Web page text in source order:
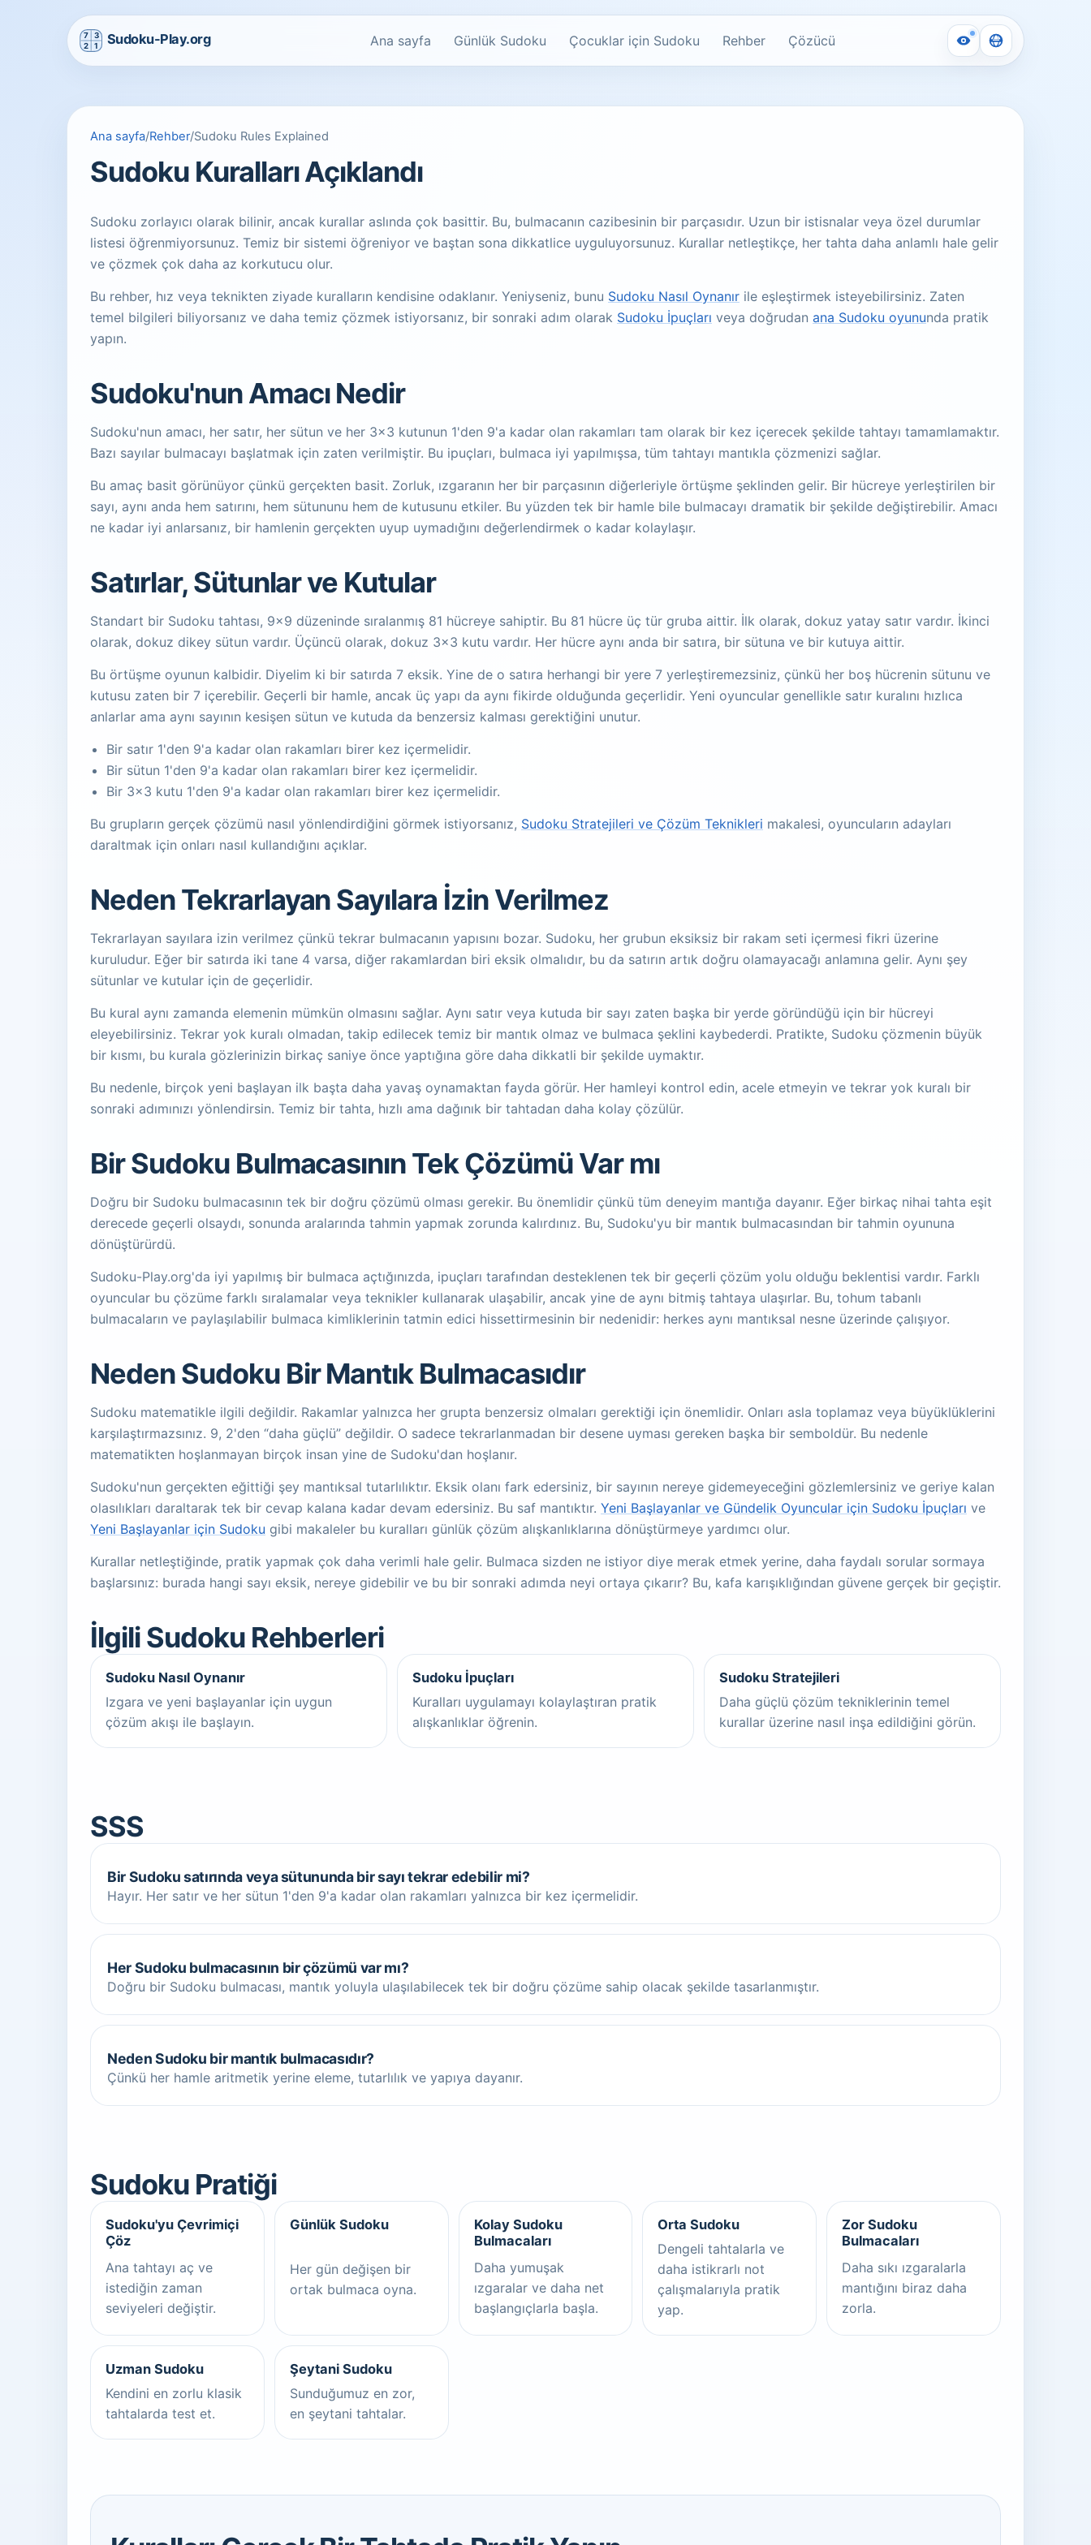
Ana sayfa Günlük Sudoku Çocuklar için Sudoku Rehber Çözücü
Ana sayfa/Rehber/Sudoku Rules Explained
Sudoku Kuralları Açıklandı
Sudoku zorlayıcı olarak bilinir, ancak kurallar aslında çok basittir. Bu, bulmacanın cazibesinin bir parçasıdır. Uzun bir istisnalar veya özel durumlar
listesi öğrenmiyorsunuz. Temiz bir sistemi öğreniyor ve baştan sona dikkatlice uyguluyorsunuz. Kurallar netleştikçe, her tahta daha anlamlı hale gelir
ve çözmek çok daha az korkutucu olur.
Bu rehber, hız veya teknikten ziyade kuralların kendisine odaklanır. Yeniyseniz, bunu Sudoku Nasıl Oynanır ile eşleştirmek isteyebilirsiniz. Zaten
temel bilgileri biliyorsanız ve daha temiz çözmek istiyorsanız, bir sonraki adım olarak Sudoku İpuçları veya doğrudan ana Sudoku oyununda pratik
yapın.
Sudoku'nun Amacı Nedir
Sudoku'nun amacı, her satır, her sütun ve her 3x3 kutunun 1'den 9'a kadar olan rakamları tam olarak bir kez içerecek şekilde tahtayı tamamlamaktır.
Bazı sayılar bulmacayı başlatmak için zaten verilmiştir. Bu ipuçları, bulmaca iyi yapılmışsa, tüm tahtayı mantıkla çözmenizi sağlar.
Bu amaç basit görünüyor çünkü gerçekten basit. Zorluk, ızgaranın her bir parçasının diğerleriyle örtüşme şeklinden gelir. Bir hücreye yerleştirilen bir
sayı, aynı anda hem satırını, hem sütununu hem de kutusunu etkiler. Bu yüzden tek bir hamle bile bulmacayı dramatik bir şekilde değiştirebilir. Amacı
ne kadar iyi anlarsanız, bir hamlenin gerçekten uyup uymadığını değerlendirmek o kadar kolaylaşır.
Satırlar, Sütunlar ve Kutular
Standart bir Sudoku tahtası, 9x9 düzeninde sıralanmış 81 hücreye sahiptir. Bu 81 hücre üç tür gruba aittir. İlk olarak, dokuz yatay satır vardır. İkinci
olarak, dokuz dikey sütun vardır. Üçüncü olarak, dokuz 3x3 kutu vardır. Her hücre aynı anda bir satıra, bir sütuna ve bir kutuya aittir.
Bu örtüşme oyunun kalbidir. Diyelim ki bir satırda 7 eksik. Yine de o satıra herhangi bir yere 7 yerleştiremezsiniz, çünkü her boş hücrenin sütunu ve
kutusu zaten bir 7 içerebilir. Geçerli bir hamle, ancak üç yapı da aynı fikirde olduğunda geçerlidir. Yeni oyuncular genellikle satır kuralını hızlıca
anlarlar ama aynı sayının kesişen sütun ve kutuda da benzersiz kalması gerektiğini unutur.
Bir satır 1'den 9'a kadar olan rakamları birer kez içermelidir.
Bir sütun 1'den 9'a kadar olan rakamları birer kez içermelidir.
Bir 3x3 kutu 1'den 9'a kadar olan rakamları birer kez içermelidir.
Bu grupların gerçek çözümü nasıl yönlendirdiğini görmek istiyorsanız, Sudoku Stratejileri ve Çözüm Teknikleri makalesi, oyuncuların adayları
daraltmak için onları nasıl kullandığını açıklar.
Neden Tekrarlayan Sayılara İzin Verilmez
Tekrarlayan sayılara izin verilmez çünkü tekrar bulmacanın yapısını bozar. Sudoku, her grubun eksiksiz bir rakam seti içermesi fikri üzerine
kuruludur. Eğer bir satırda iki tane 4 varsa, diğer rakamlardan biri eksik olmalıdır, bu da satırın artık doğru olamayacağı anlamına gelir. Aynı şey
sütunlar ve kutular için de geçerlidir.
Bu kural aynı zamanda elemenin mümkün olmasını sağlar. Aynı satır veya kutuda bir sayı zaten başka bir yerde göründüğü için bir hücreyi
eleyebilirsiniz. Tekrar yok kuralı olmadan, takip edilecek temiz bir mantık olmaz ve bulmaca şeklini kaybederdi. Pratikte, Sudoku çözmenin büyük
bir kısmı, bu kurala gözlerinizin birkaç saniye önce yaptığına göre daha dikkatli bir şekilde uymaktır.
Bu nedenle, birçok yeni başlayan ilk başta daha yavaş oynamaktan fayda görür. Her hamleyi kontrol edin, acele etmeyin ve tekrar yok kuralı bir
sonraki adımınızı yönlendirsin. Temiz bir tahta, hızlı ama dağınık bir tahtadan daha kolay çözülür.
Bir Sudoku Bulmacasının Tek Çözümü Var mı
Doğru bir Sudoku bulmacasının tek bir doğru çözümü olması gerekir. Bu önemlidir çünkü tüm deneyim mantığa dayanır. Eğer birkaç nihai tahta eşit
derecede geçerli olsaydı, sonunda aralarında tahmin yapmak zorunda kalırdınız. Bu, Sudoku'yu bir mantık bulmacasından bir tahmin oyununa
dönüştürürdü.
Sudoku-Play.org'da iyi yapılmış bir bulmaca açtığınızda, ipuçları tarafından desteklenen tek bir geçerli çözüm yolu olduğu beklentisi vardır. Farklı
oyuncular bu çözüme farklı sıralamalar veya teknikler kullanarak ulaşabilir, ancak yine de aynı bitmiş tahtaya ulaşırlar. Bu, tohum tabanlı
bulmacaların ve paylaşılabilir bulmaca kimliklerinin tatmin edici hissettirmesinin bir nedenidir: herkes aynı mantıksal nesne üzerinde çalışıyor.
Neden Sudoku Bir Mantık Bulmacasıdır
Sudoku matematikle ilgili değildir. Rakamlar yalnızca her grupta benzersiz olmaları gerektiği için önemlidir. Onları asla toplamaz veya büyüklüklerini
karşılaştırmazsınız. 9, 2'den “daha güçlü” değildir. O sadece tekrarlanmadan bir desene uyması gereken başka bir semboldür. Bu nedenle
matematikten hoşlanmayan birçok insan yine de Sudoku'dan hoşlanır.
Sudoku'nun gerçekten eğittiği şey mantıksal tutarlılıktır. Eksik olanı fark edersiniz, bir sayının nereye gidemeyeceğini gözlemlersiniz ve geriye kalan
olasılıkları daraltarak tek bir cevap kalana kadar devam edersiniz. Bu saf mantıktır. Yeni Başlayanlar ve Gündelik Oyuncular için Sudoku İpuçları ve
Yeni Başlayanlar için Sudoku gibi makaleler bu kuralları günlük çözüm alışkanlıklarına dönüştürmeye yardımcı olur.
Kurallar netleştiğinde, pratik yapmak çok daha verimli hale gelir. Bulmaca sizden ne istiyor diye merak etmek yerine, daha faydalı sorular sormaya
başlarsınız: burada hangi sayı eksik, nereye gidebilir ve bu bir sonraki adımda neyi ortaya çıkarır? Bu, kafa karışıklığından güvene gerçek bir geçiştir.
İlgili Sudoku Rehberleri
Sudoku Nasıl Oynanır
Izgara ve yeni başlayanlar için uygun
çözüm akışı ile başlayın.
Sudoku İpuçları
Kuralları uygulamayı kolaylaştıran pratik
alışkanlıklar öğrenin.
Sudoku Stratejileri
Daha güçlü çözüm tekniklerinin temel
kurallar üzerine nasıl inşa edildiğini görün.
SSS
Bir Sudoku satırında veya sütununda bir sayı tekrar edebilir mi?
Hayır. Her satır ve her sütun 1'den 9'a kadar olan rakamları yalnızca bir kez içermelidir.
Her Sudoku bulmacasının bir çözümü var mı?
Doğru bir Sudoku bulmacası, mantık yoluyla ulaşılabilecek tek bir doğru çözüme sahip olacak şekilde tasarlanmıştır.
Neden Sudoku bir mantık bulmacasıdır?
Çünkü her hamle aritmetik yerine eleme, tutarlılık ve yapıya dayanır.
Sudoku Pratiği
Sudoku'yu Çevrimiçi
Çöz
Ana tahtayı aç ve
istediğin zaman
seviyeleri değiştir.
Günlük Sudoku
Her gün değişen bir
ortak bulmaca oyna.
Kolay Sudoku
Bulmacaları
Daha yumuşak
ızgaralar ve daha net
başlangıçlarla başla.
Orta Sudoku
Dengeli tahtalarla ve
daha istikrarlı not
çalışmalarıyla pratik
yap.
Zor Sudoku
Bulmacaları
Daha sıkı ızgaralarla
mantığını biraz daha
zorla.
Uzman Sudoku
Kendini en zorlu klasik
tahtalarda test et.
Şeytani Sudoku
Sunduğumuz en zor,
en şeytani tahtalar.